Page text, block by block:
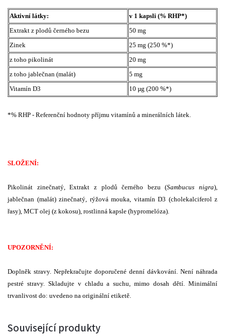
Aktivní látky:
v 1 kapsli (% RHP*)
Extrakt z plodů černého bezu
50 mg
Zinek
25 mg (250 %*)
z toho pikolinát
20 mg
z toho jablečnan (malát)
5 mg
Vitamín D3
10 µg (200 %*)
*% RHP - Referenční hodnoty příjmu vitamínů a minerálních látek.
SLOŽENÍ:
Pikolinát zinečnatý, Extrakt z plodů černého bezu (Sambucus nigra),
jablečnan (malát) zinečnatý, rýžová mouka, vitamín D3 (cholekalciferol z
řasy), MCT olej (z kokosu), rostlinná kapsle (hypromelóza).
UPOZORNĚNÍ:
Doplněk stravy. Nepřekračujte doporučené denní dávkování. Není náhrada
pestré stravy. Skladujte v chladu a suchu, mimo dosah dětí. Minimální
trvanlivost do: uvedeno na originální etiketě.
Související produkty